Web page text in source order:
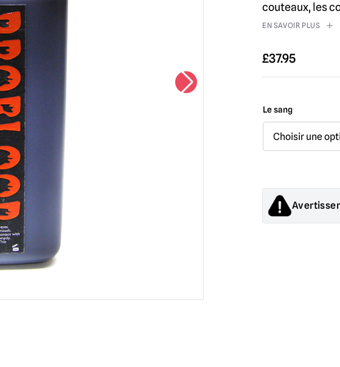
couteaux, les
EN SAVOIR PLUS
£37.95
Le sang